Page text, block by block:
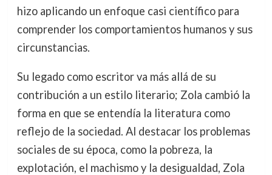
hizo aplicando un enfoque casi científico para
comprender los comportamientos humanos y sus
circunstancias.
Su legado como escritor va más allá de su
contribución a un estilo literario; Zola cambió la
forma en que se entendía la literatura como
reflejo de la sociedad. Al destacar los problemas
sociales de su época, como la pobreza, la
explotación, el machismo y la desigualdad, Zola